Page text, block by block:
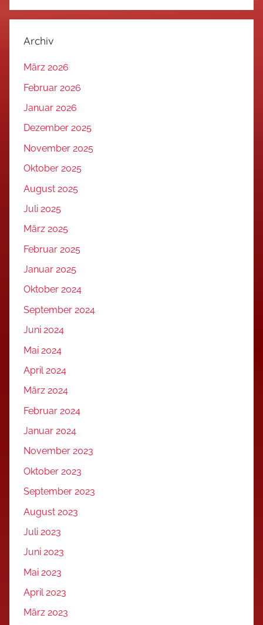
Archiv
März 2026
Februar 2026
Januar 2026
Dezember 2025
November 2025
Oktober 2025
August 2025
Juli 2025
März 2025
Februar 2025
Januar 2025
Oktober 2024
September 2024
Juni 2024
Mai 2024
April 2024
März 2024
Februar 2024
Januar 2024
November 2023
Oktober 2023
September 2023
August 2023
Juli 2023
Juni 2023
Mai 2023
April 2023
März 2023